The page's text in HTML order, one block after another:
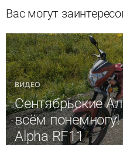
Вас могут
ВИДЕО
Сентябрьские
всём
Alpha RF11